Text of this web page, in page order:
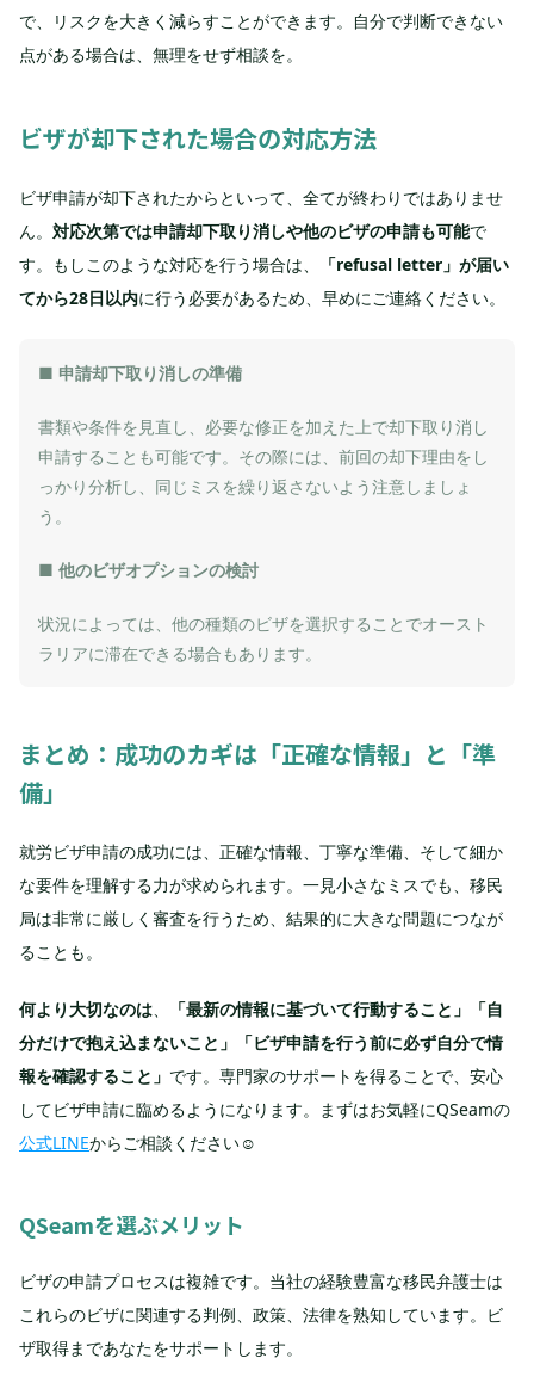
で、リスクを大きく減らすことができます。自分で判断できない
点がある場合は、無理をせず相談を。
ビザが却下された場合の対応方法
ビザ申請が却下されたからといって、全てが終わりではありませ
ん。 対応次第では申請却下取り消しや他のビザの申請も可能で
す。もしこのような対応を行う場合は、
「refusal letter」が届い
てから28日以内に行う必要があるため、早めにご連絡ください。
■ 申請却下取り消しの準備
書類や条件を見直し、必要な修正を加えた上で却下取り消し
申請することも可能です。その際には、前回の却下理由をし
っかり分析し、同じミスを繰り返さないよう注意しましょ
う。
■ 他のビザオプションの検討
状況によっては、他の種類のビザを選択することでオースト
ラリアに滞在できる場合もあります。
まとめ：成功のカギは「正確な情報」と「準
備」
就労ビザ申請の成功には、正確な情報、丁寧な準備、そして細か
な要件を理解する力が求められます。一見小さなミスでも、移民
局は非常に厳しく審査を行うため、結果的に大きな問題につなが
ることも。
何より大切なのは、
「最新の情報に基づいて行動すること」「自
分だけで抱え込まないこと」「ビザ申請を行う前に必ず自分で情
報を確認すること」 です。専門家のサポートを得ることで、安心
してビザ申請に臨めるようになります。まずはお気軽にQSeamの
公式LINEからご相談ください☺️
QSeamを選ぶメリット
ビザの申請プロセスは複雑です。当社の経験豊富な移民弁護士は
これらのビザに関連する判例、政策、法律を熟知しています。ビ
ザ取得まであなたをサポートします。